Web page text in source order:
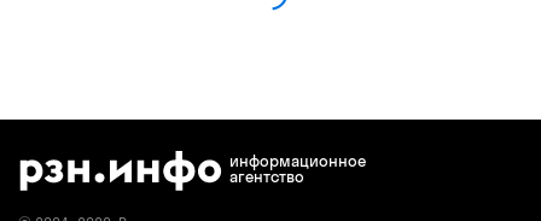
информационное
агентство